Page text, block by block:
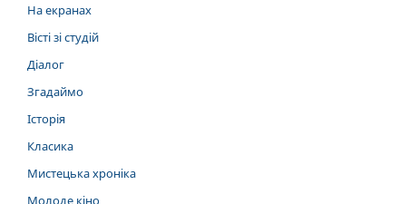
На екранах
Вісті зі студій
Діалог
Згадаймо
Історія
Класика
Мистецька хроніка
Молоде кіно